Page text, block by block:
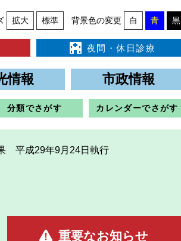
拡大 標準 背景色の変更 白 青 黒
夜間・休日診療
情報 市政情報
分類でさがす カレンダーでさがす
平成29年9月24日執行
重要なお知らせ